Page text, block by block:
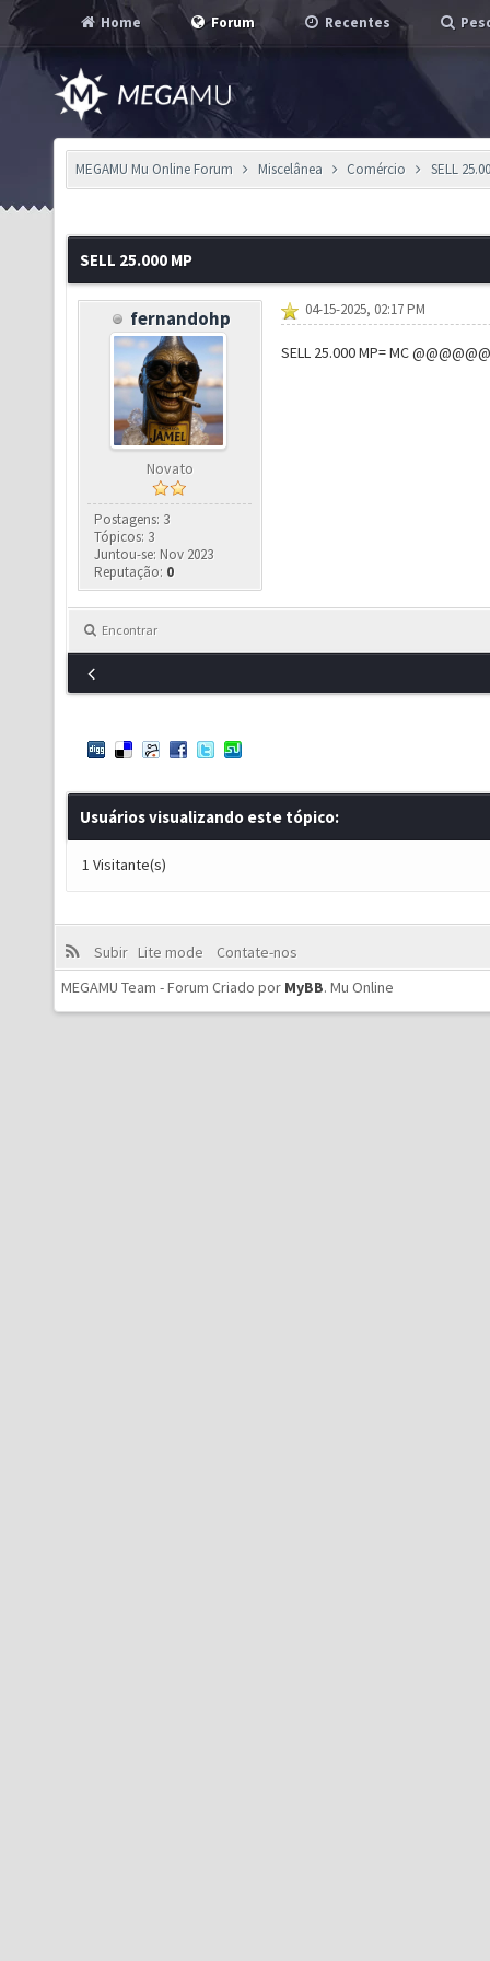
Home Forum Recentes
MEGAMU Mu Online Forum Miscelânea Comércio SELL
SELL 25.000 MP
fernandohp
Novato
Postagens: 3
Tópicos: 3
Juntou-se: Nov 2023
Reputação: 0
04-15-2025, 02:17 PM
SELL 25.000 MP= MC
Encontrar
Usuários visualizando este tópico:
1 Visitante(s)
Subir Lite mode
Contate-nos
MEGAMU Team - Forum Criado por MyBB. Mu Online